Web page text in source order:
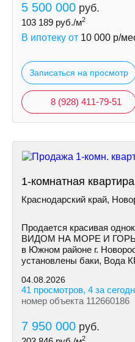
5 500 000 руб.
103 189 руб./м2
В ипотеку от 10 000 р/
Записаться на просмотр
8 (928) 411-79-51
1-комнатная
Краснодарский край,
Продается красивая
ВИДОМ НА МОРЕ И ГОРЫ
в Южном районе г.
установлены баки,
04.08.2026
41 просмотров, 4 за
номер объекта 112660186
7 950 000 руб.
2